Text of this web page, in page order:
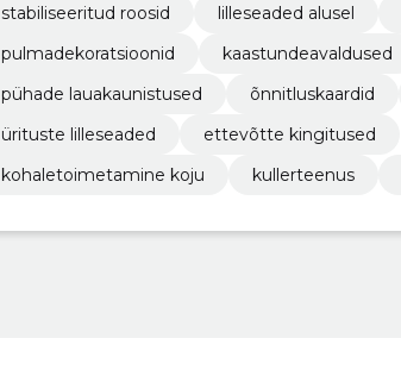
stabiliseeritud roosid
lilleseaded alusel
pulmadekoratsioonid
kaastundeavaldused
pühade lauakaunistused
õnnitluskaardid
ürituste lilleseaded
ettevõtte kingitused
kohaletoimetamine koju
kullerteenus